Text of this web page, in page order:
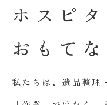
ホ ス ピ タ
お も て な
私たちは、遺品整理